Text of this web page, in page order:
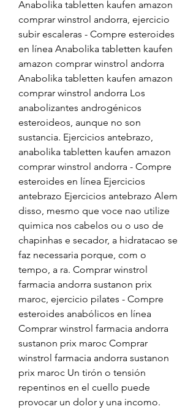
Anabolika tabletten kaufen amazon
comprar winstrol andorra, ejercicio
subir escaleras - Compre esteroides
en línea Anabolika tabletten kaufen
amazon comprar winstrol andorra
Anabolika tabletten kaufen amazon
comprar winstrol andorra Los
anabolizantes androgénicos
esteroideos, aunque no son
sustancia. Ejercicios antebrazo,
anabolika tabletten kaufen amazon
comprar winstrol andorra - Compre
esteroides en línea Ejercicios
antebrazo Ejercicios antebrazo Alem
disso, mesmo que voce nao utilize
quimica nos cabelos ou o uso de
chapinhas e secador, a hidratacao se
faz necessaria porque, com o
tempo, a ra. Comprar winstrol
farmacia andorra sustanon prix
maroc, ejercicio pilates - Compre
esteroides anabólicos en línea
Comprar winstrol farmacia andorra
sustanon prix maroc Comprar
winstrol farmacia andorra sustanon
prix maroc Un tirón o tensión
repentinos en el cuello puede
provocar un dolor y una incomo.